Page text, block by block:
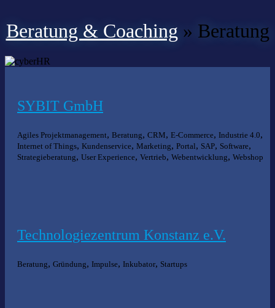
Beratung & Coaching » Beratung
SYBIT GmbH
Agiles Projektmanagement, Beratung, CRM, E-Commerce, Industrie 4.0,
Internet of Things, Kundenservice, Marketing, Portal, SAP, Software,
Strategieberatung, User Experience, Vertrieb, Webentwicklung, Webshop
Technologiezentrum Konstanz e.V.
Beratung, Gründung, Impulse, Inkubator, Startups